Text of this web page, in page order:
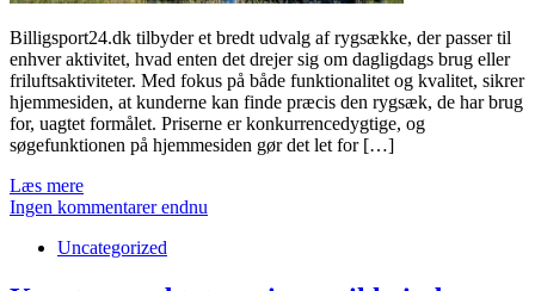
Billigsport24.dk tilbyder et bredt udvalg af rygsække, der passer til
enhver aktivitet, hvad enten det drejer sig om dagligdags brug eller
friluftsaktiviteter. Med fokus på både funktionalitet og kvalitet, sikrer
hjemmesiden, at kunderne kan finde præcis den rygsæk, de har brug
for, uagtet formålet. Priserne er konkurrencedygtige, og
søgefunktionen på hjemmesiden gør det let for […]
Læs mere
Ingen kommentarer endnu
Uncategorized